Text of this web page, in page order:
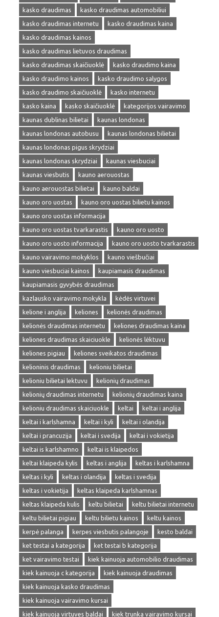
kasko draudimas
kasko draudimas automobiliui
kasko draudimas internetu
kasko draudimas kaina
kasko draudimas kainos
kasko draudimas lietuvos draudimas
kasko draudimas skaičiuoklė
kasko draudimo kaina
kasko draudimo kainos
kasko draudimo salygos
kasko draudimo skaičiuoklė
kasko internetu
kasko kaina
kasko skaičiuoklė
kategorijos vairavimo
kaunas dublinas bilietai
kaunas londonas
kaunas londonas autobusu
kaunas londonas bilietai
kaunas londonas pigus skrydziai
kaunas londonas skrydziai
kaunas viesbuciai
kaunas viesbutis
kauno aerouostas
kauno aerouostas bilietai
kauno baldai
kauno oro uostas
kauno oro uostas bilietu kainos
kauno oro uostas informacija
kauno oro uostas tvarkarastis
kauno oro uosto
kauno oro uosto informacija
kauno oro uosto tvarkarastis
kauno vairavimo mokyklos
kauno viešbučiai
kauno viesbuciai kainos
kaupiamasis draudimas
kaupiamasis gyvybės draudimas
kazlausko vairavimo mokykla
kėdės virtuvei
kelione i anglija
keliones
kelionės draudimas
kelionės draudimas internetu
keliones draudimas kaina
keliones draudimas skaiciuokle
kelionės lėktuvu
keliones pigiau
keliones sveikatos draudimas
kelioninis draudimas
kelioniu bilietai
kelioniu bilietai lektuvu
kelionių draudimas
kelionių draudimas internetu
kelionių draudimas kaina
kelioniu draudimas skaiciuokle
keltai
keltai i anglija
keltai i karlshamna
keltai i kyli
keltai i olandija
keltai i prancuzija
keltai i svedija
keltai i vokietija
keltai is karlshamno
keltai is klaipedos
keltai klaipeda kylis
keltas i anglija
keltas i karlshamna
keltas i kyli
keltas i olandija
keltas i svedija
keltas i vokietija
keltas klaipeda karlshamnas
keltas klaipeda kulis
keltu bilietai
keltu bilietai internetu
keltu bilietai pigiau
keltu bilietu kainos
keltu kainos
kerpė palanga
kerpes viesbutis palangoje
kesto baldai
ket testai a kategorija
ket testai b kategorija
ket vairavimo testai
kiek kainuoja automobilio draudimas
kiek kainuoja c kategorija
kiek kainuoja draudimas
kiek kainuoja kasko draudimas
kiek kainuoja vairavimo kursai
kiek kainuoja virtuves baldai
kiek trunka vairavimo kursai